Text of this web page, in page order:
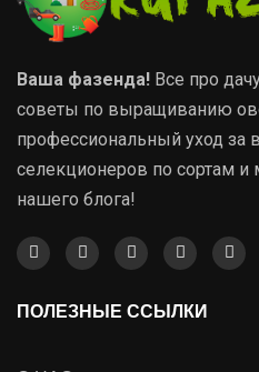
Ваша фазенда! Все про
советы по выращиванию
профессиональный уход за
селекционеров по сортам и
нашего блога!
ПОЛЕЗНЫЕ ССЫЛКИ